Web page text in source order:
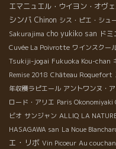
エマニュエル・ウイヨン・オヴ
シンバ Chinon シス・ピエ・シュ
Sakurajima cho yukiko san ド
Cuvée La Poivrotte ワインスクー
Tsukiji-jogai Fukuoka Kou-chan
Remise 2018 Château Roquefort
年収穫ラピエール アントワンヌ・
ロード・アリエ Paris Okonomiyaki
ビオ サンジャン ALLIQ LA
HASAGAWA san La Noue
エ・リボ Vin Picoeur Au